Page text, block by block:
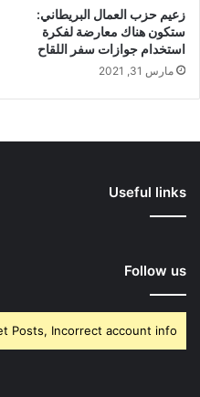
زعيم حزب العمال البريطاني:
ستكون هناك معارضة لفكرة
استخدام جوازات سفر اللقاح
مارس 31, 2021
Useful links
Follow us
Posts, Incorrect account info.